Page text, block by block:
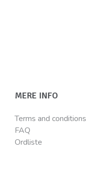
MERE INFO
Terms and conditions
FAQ
Ordliste